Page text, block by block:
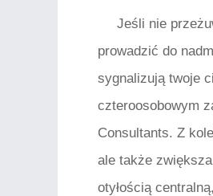
Jeśli nie
prowadzić do
sygnalizują twoje
czteroosobowym
Consultants. Z
ale także
otyłością